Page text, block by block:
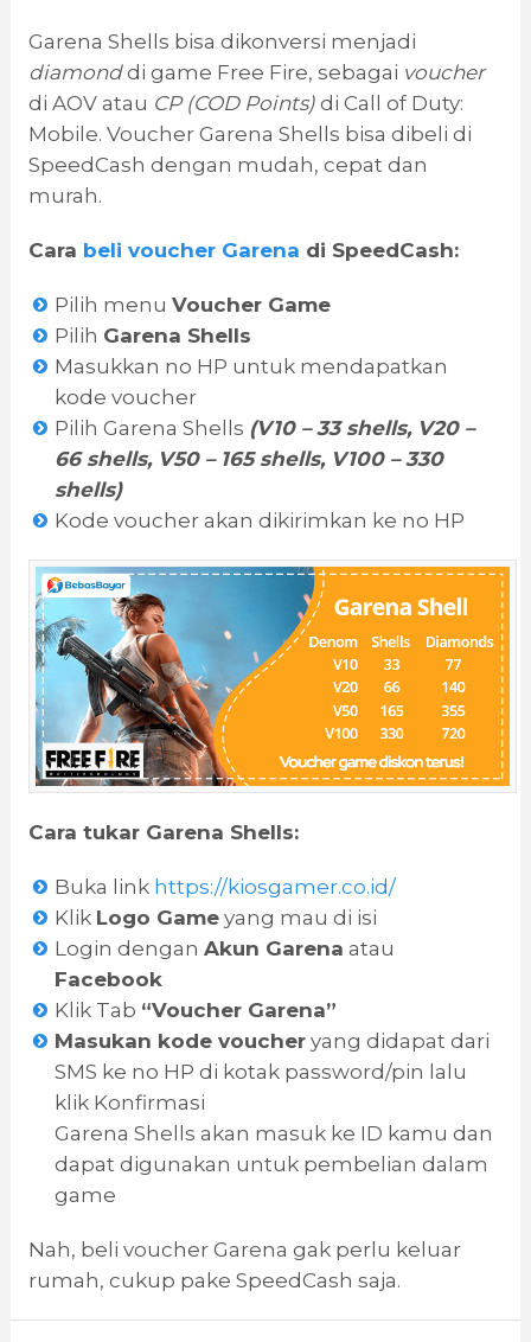
Garena Shells bisa dikonversi menjadi
diamonddi game Free Fire, sebagai voucher
di AOV atau CP (COD Points)di Call of Duty:
Mobile. Voucher Garena Shells bisa dibeli di
SpeedCash dengan mudah, cepat dan
murah.
Cara beli voucher Garena di SpeedCash:
Pilih menu Voucher Game
Pilih Garena Shells
Masukkan no HP untuk mendapatkan
kode voucher
Pilih Garena Shells (V10 – 33 shells, V20 –
66 shells, V50 – 165 shells, V100 – 330
shells)
Kode voucher akan dikirimkan ke no HP
Cara tukar Garena Shells:
Buka link https://kiosgamer.co.id/
Klik Logo Gameyang mau di isi
Login dengan Akun Garena atau
Facebook
Klik Tab “Voucher Garena”
Masukan kode voucheryang didapat dari
SMS ke no HP di kotak password/pin lalu
klik Konfirmasi
Garena Shells akan masuk ke ID kamu dan
dapat digunakan untuk pembelian dalam
game
Nah, beli voucher Garena gak perlu keluar
rumah, cukup pake SpeedCash saja.